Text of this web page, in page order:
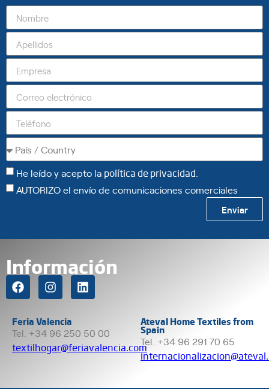
He leído y acepto la política de privacidad
AUTORIZO el envío de comunicaciones comerciales
Enviar
Información
Feria Valencia
Tel. +34 96 250 50 00
textilhogar@feriavalencia.com
Ateval Home Textiles from
Spain
Tel. +34 96 291 70 65